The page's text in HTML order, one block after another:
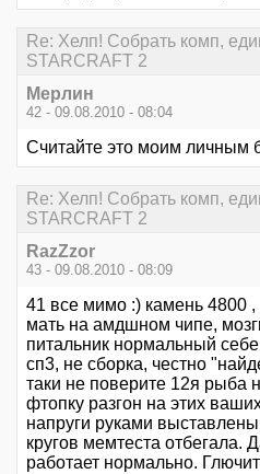
Re: Хелп! Собрать комп,
STARCRAFT 2
Мерлин
42 - 09.08.2010 - 08:04
Считайте это моим личным
Re: Хелп! Собрать комп,
STARCRAFT 2
RazZzor
43 - 09.08.2010 - 08:09
41 все мимо :) камень 4800 ,
мать на амдшном чипе,
питальник нормальный
сп3, не сборка, честно
таки не поверите 12я рыба
фтопку разгон на этих
напруги руками
кругов мемтеста отбегала.
работает нормально.